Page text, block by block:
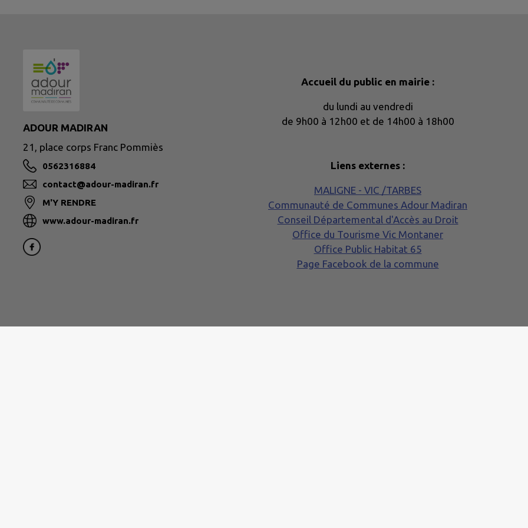
ADOUR MADIRAN
21, place corps Franc Pommiès
0562316884
contact@adour-madiran.fr
M'Y RENDRE
www.adour-madiran.fr
Accueil du public en mairie :
du lundi au vendredi
de 9h00 à 12h00 et de 14h00 à 18h00
Liens externes :
MALIGNE - VIC /TARBES
Communauté de Communes Adour Madiran
Conseil Départemental d'Accès au Droit
Office du Tourisme Vic Montaner
Office Public Habitat 65
Page Facebook de la commune